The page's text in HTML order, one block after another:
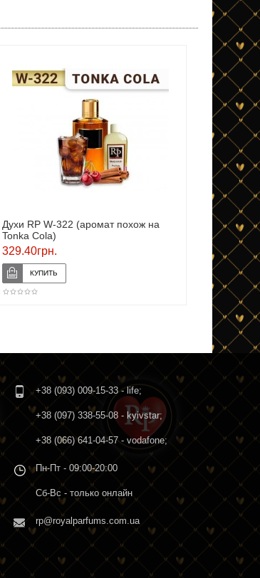
Духи RP W-322 (аромат похож на
Tonka Cola)
329.40грн.
+38 (093) 009-15-33- life;
+38 (097) 338-55-08- kyivstar;
+38 (066) 641-04-57- vodafone;
Пн-Пт - 09:00-20:00
Сб-Вс - только онлайн
rp@royalparfums.com.ua